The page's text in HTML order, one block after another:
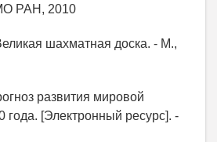
РАН, 2010
шахматная доска. - М.,
развития мировой
года. [Электронный ресурс]. -